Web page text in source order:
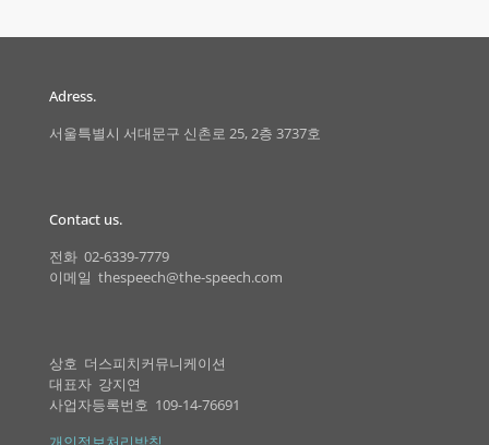
Adress.
서울특별시 서대문구 신촌로 25, 2층 3737호
Contact us.
전화 02-6339-7779
이메일 thespeech@the-speech.com
상호 더스피치커뮤니케이션
대표자 강지연
사업자등록번호 109-14-76691